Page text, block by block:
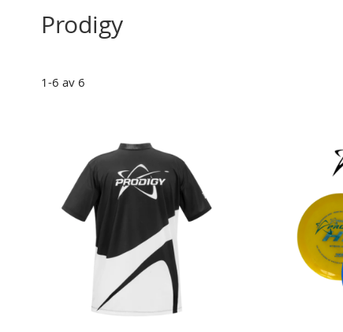
Prodigy
1-6 av 6